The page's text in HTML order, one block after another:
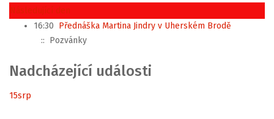
Následující den
16:30 Přednáška Martina Jindry v Uherském Brodě
:: Pozvánky
Nadcházející události
15srp